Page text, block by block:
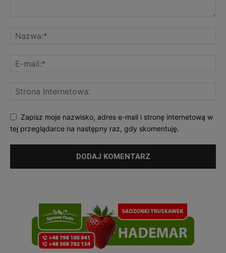
Zapisz moje nazwisko, adres e-mail i stronę internetową w
tej przeglądarce na następny raz, gdy skomentuję.